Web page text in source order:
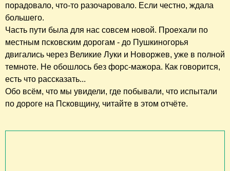
порадовало, что-то разочаровало. Если честно, ждала
большего.
Часть пути была для нас совсем новой. Проехали по
местным псковским дорогам - до Пушкиногорья
двигались через Великие Луки и Новоржев, уже в полной
темноте. Не обошлось без форс-мажора. Как говорится,
есть что рассказать...
Обо всём, что мы увидели, где побывали, что испытали
по дороге на Псковщину, читайте в этом отчёте.